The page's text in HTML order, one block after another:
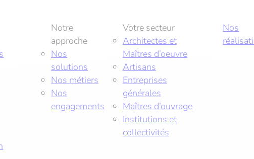
Notre
approche
Nos
solutions
Nos métiers
Nos
engagements
Votre secteur
Architectes et
Maîtres d’oeuvre
Artisans
Entreprises
générales
Maîtres d’ouvrage
Institutions et
collectivités
Nos